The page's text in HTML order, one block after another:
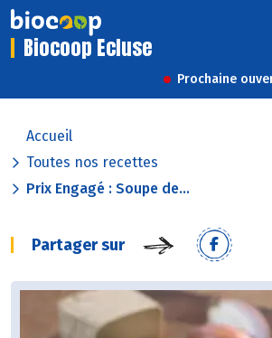
Biocoop Ecluse
Prochaine
Accueil
Toutes nos recettes
Prix Engagé : Soupe de...
Partager sur